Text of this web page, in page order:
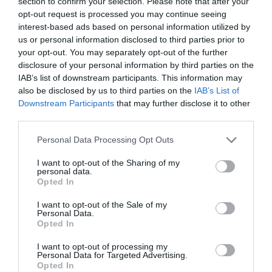
opt-out request is processed you may continue seeing
interest-based ads based on personal information utilized by
us or personal information disclosed to third parties prior to
your opt-out. You may separately opt-out of the further
disclosure of your personal information by third parties on the
IAB’s list of downstream participants. This information may
also be disclosed by us to third parties on the IAB’s List of
Downstream Participants that may further disclose it to other
Please note that this website/app uses one or more Google
not limited to your visit or usage behaviour. You may click to
grant or deny consent to Google and its third-party tags to
use your data for below specified purposes in below Google
consent section.
Personal Data Processing Opt Outs
I want to opt-out of the Sharing of my
personal data.
Opted In
I want to opt-out of the Sale of my
Personal Data.
Opted In
I want to opt-out of processing my
Personal Data for Targeted Advertising.
Opted In
7. Vasárnap: Sugárzó narancs
A hét a narancs sugárzó energiájával zárul. A lelkesedés
és a kreativitás szimbóluma, a narancs örömmel és
vitalitással tölti meg a napodat. Öleld magadhoz ezt a
vibráló színt, hogy az új kezdetek melegében sütkérezz.
A narancssárga lángra lobbantja szenvedélyedet és
rejlik. Válaszd tehát tudatosan a színeket, és hagyd, hogy
a pozitív energiák vezessék az utadat egy teljes élet felé.
A színek nem pusztán árnyalatok, amelyek díszítik az
hogy alakítsák energiáinkat és tapasztalatainkat. Az
indiai asztrológia ősi bölcsessége feltárja a hét minden